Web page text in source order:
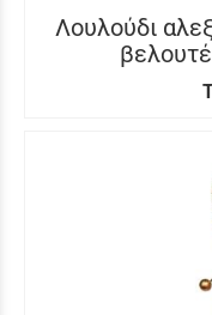
Λουλούδι